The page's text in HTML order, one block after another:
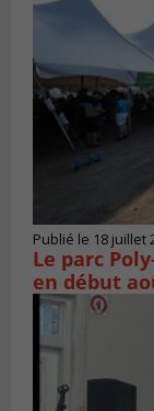
Publié le 18 juillet
Le parc
en début